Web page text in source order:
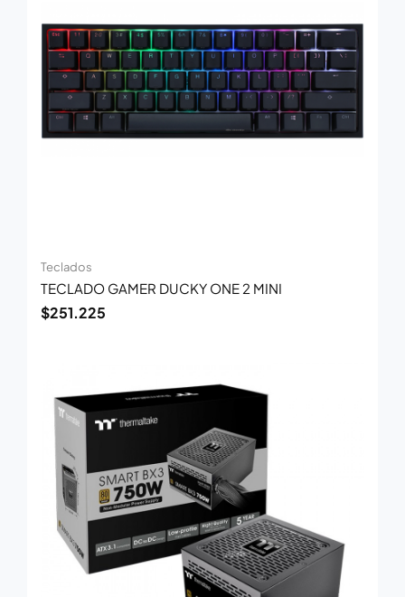
Teclados
TECLADO GAMER DUCKY ONE 2 MINI
$251.225